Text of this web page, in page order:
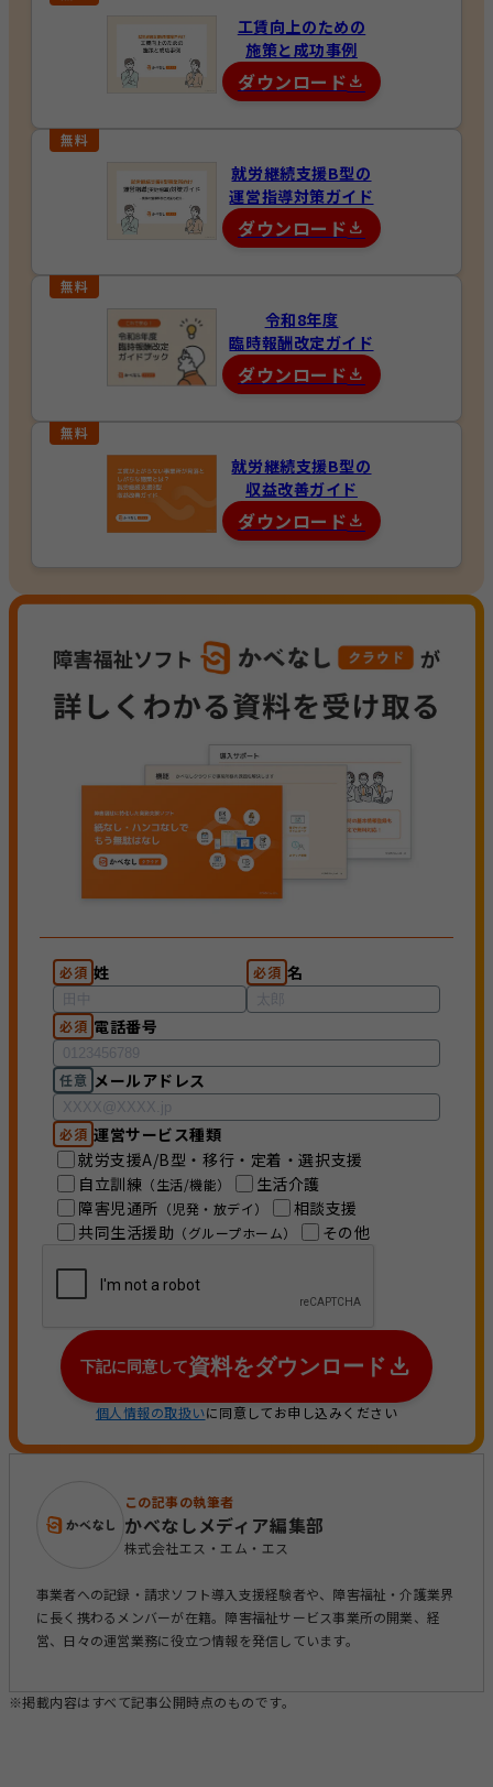
工賃向上のための
施策と成功事例
ダウンロード
就労継続支援B型の
運営指導対策ガイド
ダウンロード
令和8年度
臨時報酬改定ガイド
ダウンロード
就労継続支援B型の
収益改善ガイド
ダウンロード
必須 姓 必須 名
必須 電話番号
任意 メールアドレス
必須 運営サービス種類
就労支援A/B型・移行・定着・選択支援
自立訓練 （生活/機能）
生活介護
障害児通所 （児発・放デイ）
相談支援
共同生活援助 （グループホーム） その他
下記に同意して資料をダウンロード
個人情報の取扱いに同意してお申し込みください
この記事の執筆者
かべなしメディア編集部
株式会社エス・エム・エス
事業者への記録・請求ソフト導入支援経験者や、障害福祉・介護業界
に長く携わるメンバーが在籍。障害福祉サービス事業所の開業、経
営、日々の運営業務に役立つ情報を発信しています。
※掲載内容はすべて記事公開時点のものです。